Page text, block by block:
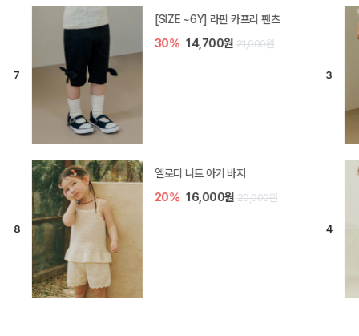
[SIZE ~6Y] 라핀 카프리 팬츠
30% 14,700원 21,000원
엘로디 니트 아기 바지
20% 16,000원 20,000원